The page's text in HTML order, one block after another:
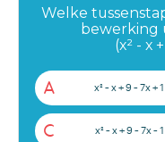
Welke
bewerking
(x² - x
A x² - x + 9 - 7x + 1
C x² - x + 9 - 7x - 1